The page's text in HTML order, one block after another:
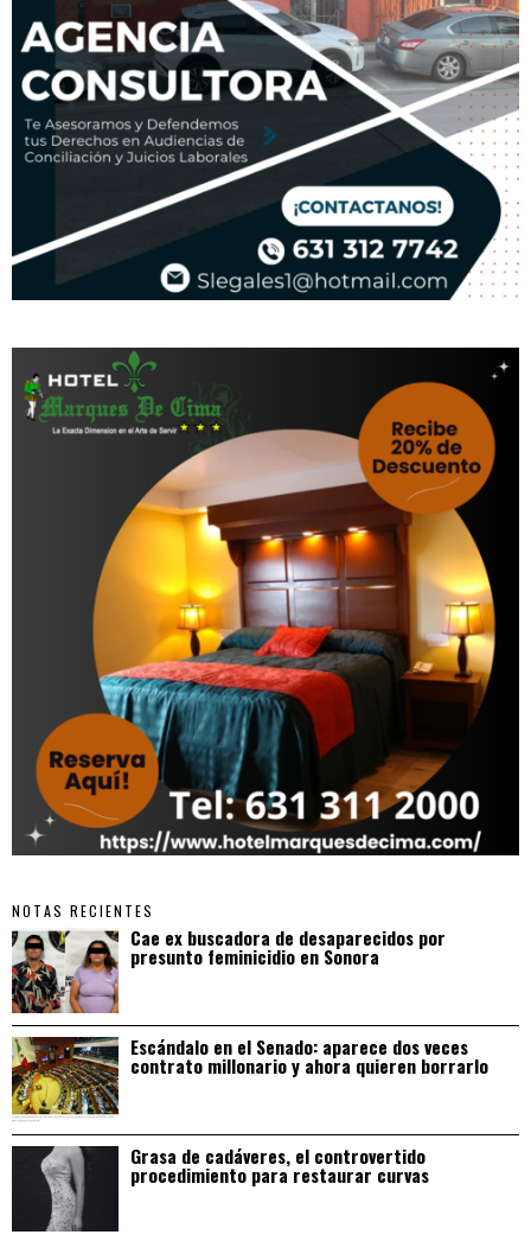
NOTAS RECIENTES
Cae ex buscadora de desaparecidos por
presunto feminicidio en Sonora
Escándalo en el Senado: aparece dos veces
contrato millonario y ahora quieren borrarlo
Grasa de cadáveres, el controvertido
procedimiento para restaurar curvas